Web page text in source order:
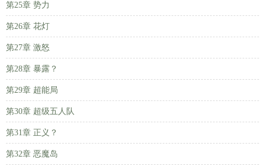
第25章 势力
第26章 花灯
第27章 激怒
第28章 暴露？
第29章 超能局
第30章 超级五人队
第31章 正义？
第32章 恶魔岛